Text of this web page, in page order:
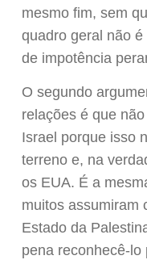
mesmo fim, sem
quadro geral não
de impotência
O segundo
relações é que
Israel porque isso
terreno e, na
os EUA. É a
muitos assumiram
Estado da
pena reconhecê-